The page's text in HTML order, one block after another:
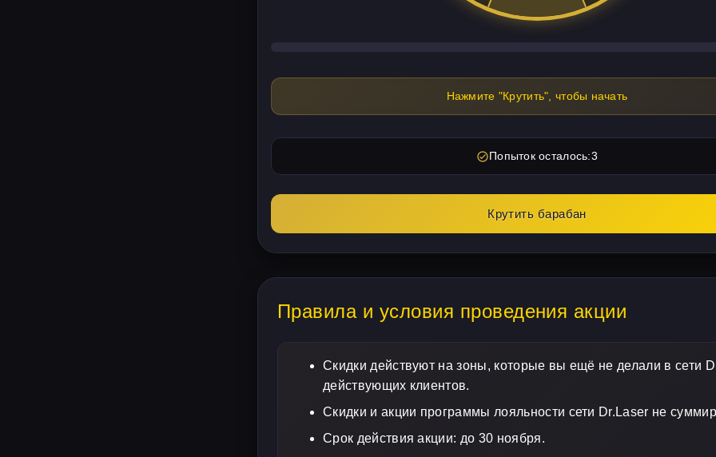
Нажмите "Крутить", чтобы начать
Попыток осталось:3
Крутить барабан
Правила и условия проведения акции
Скидки действуют на зоны, которые вы ещё не делали в сети
действующих клиентов.
Скидки и акции программы лояльности сети Dr.Laser не
Срок действия акции: до 30 ноября.